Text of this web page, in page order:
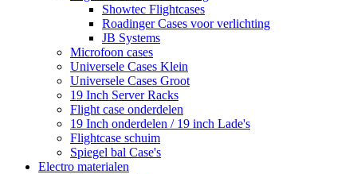
Showtec Flightcases
Roadinger Cases voor verlichting
JB Systems
Microfoon cases
Universele Cases Klein
Universele Cases Groot
19 Inch Server Racks
Flight case onderdelen
19 Inch onderdelen / 19 inch Lade's
Flightcase schuim
Spiegel bal Case's
Electro materialen